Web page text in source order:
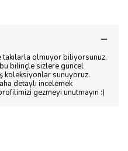
takılarla olmuyor biliyorsunuz.
bilinçle sizlere güncel
koleksiyonlar sunuyoruz.
detaylı incelemek
gezmeyi unutmayın :)